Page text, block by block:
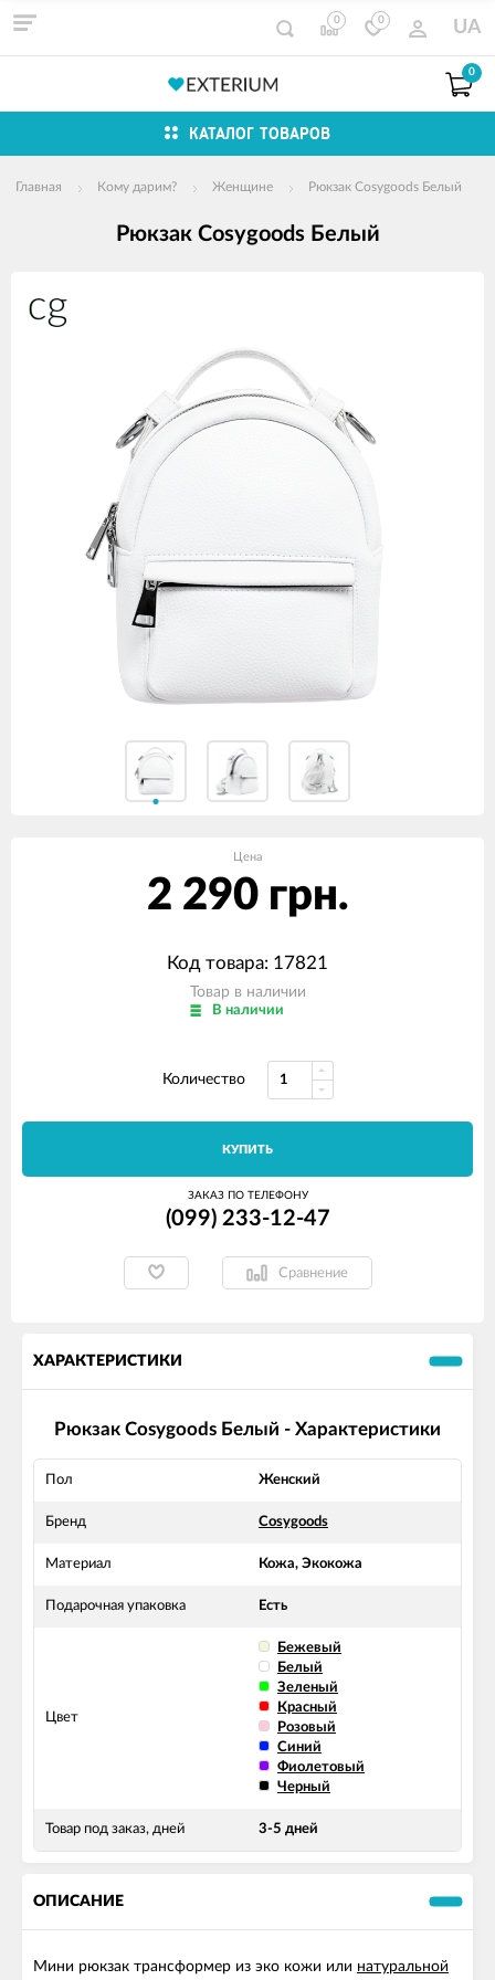
0 0 UA
0
КАТАЛОГ ТОВАРОВ
Главная Кому дарим? Женщине Рюкзак Cosygoods Белый
Рюкзак Cosygoods Белый
товаров
Цена
2 290 грн.
Код товара: 17821
Товар в наличии
В наличии
Количество
КУПИТЬ
ЗАКАЗ ПО ТЕЛЕФОНУ
(099) 233-12-47
Сравнение
ХАРАКТЕРИСТИКИ
Рюкзак Cosygoods Белый - Характеристики
Пол Женский
Бренд Cosygoods
Материал Кожа, Экокожа
Подарочная упаковка Есть
Цвет
Бежевый
Белый
Зеленый
Красный
Розовый
Синий
Фиолетовый
Черный
Товар под заказ, дней 3-5 дней
ОПИСАНИЕ
Мини рюкзак трансформер из эко кожи или натуральной